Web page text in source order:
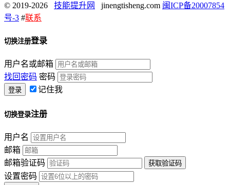
© 2019-2026 技能提升网 jinengtisheng.com 闽ICP备20007854
号-3 #联系
切换注册登录
用户名或邮箱
找回密码 密码
记住我
切换登录注册
用户名
邮箱
邮箱验证码
设置密码